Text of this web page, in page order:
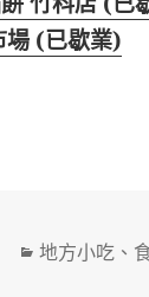
(已歇業)
分
地方小吃 、